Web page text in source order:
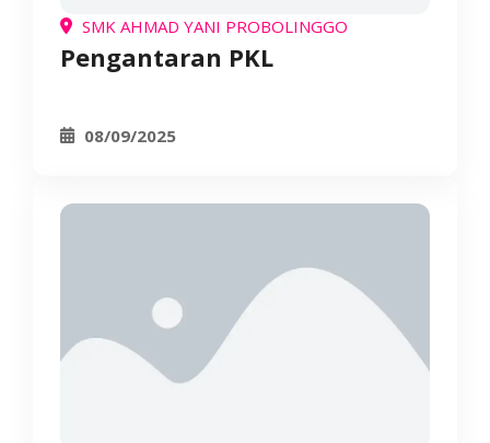
SMK AHMAD YANI PROBOLINGGO
Pengantaran PKL
08/09/2025